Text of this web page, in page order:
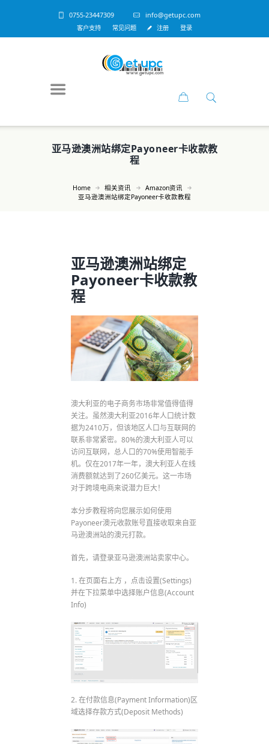
0755-23447309 info@getupc.com
客户支持 常见问题 注册 登录
亚马逊澳洲站绑定Payoneer卡收款教
程
Home 相关资讯
Amazon资讯
亚马逊澳洲站绑定Payoneer卡收款教程
亚马逊澳洲站绑定
Payoneer卡收款教
程
澳大利亚的电子商务市场非常值得值得
关注。虽然澳大利亚2016年人口统计数
据为2410万，但该地区人口与互联网的
联系非常紧密。80%的澳大利亚人可以
访问互联网，总人口的70%使用智能手
机。仅在2017年一年，澳大利亚人在线
消费额就达到了260亿美元。这一市场
对于跨境电商来说潜力巨大！
本分步教程将向您展示如何使用
Payoneer澳元收款账号直接收取来自亚
马逊澳洲站的澳元打款。
首先，请登录亚马逊澳洲站卖家中心。
1. 在页面右上方 ，点击设置(Settings)
并在下拉菜单中选择账户信息(Account
Info)
2. 在付款信息(Payment Information)区
域选择存款方式(Deposit Methods)